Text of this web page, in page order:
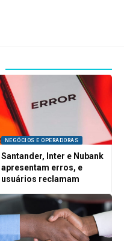
NEGÓCIOS E OPERADORAS
Santander, Inter e Nubank
apresentam erros, e
usuários reclamam